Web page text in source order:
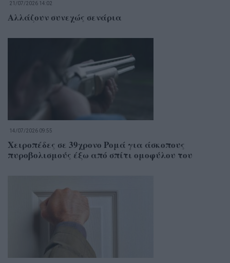
21/07/2026 14:02
Αλλάζουν συνεχώς σενάρια
14/07/2026 09:55
Χειροπέδες σε 39χρονο Ρομά για άσκοπους
πυροβολισμούς έξω από σπίτι ομοφύλου του